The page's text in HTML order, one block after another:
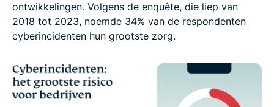
ontwikkelingen. Volgens de enquête, die liep van
2018 tot 2023, noemde 34% van de respondenten
cyberincidenten hun grootste zorg.